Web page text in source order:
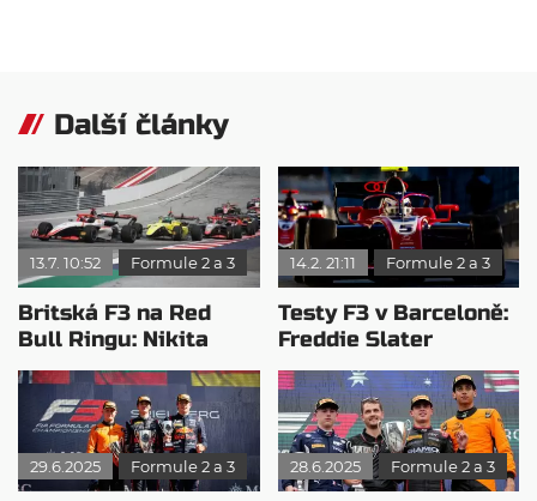
Další články
13.7. 10:52 Formule 2 a 3
Britská F3 na Red
Bull Ringu: Nikita
Bedrin jezdil ve své
vlastní lize
14.2. 21:11 Formule 2 a 3
Testy F3 v Barceloně:
Freddie Slater
potvrdil roli favorita
29.6.2025 Formule 2 a 3 28.6.2025 Formule 2 a 3